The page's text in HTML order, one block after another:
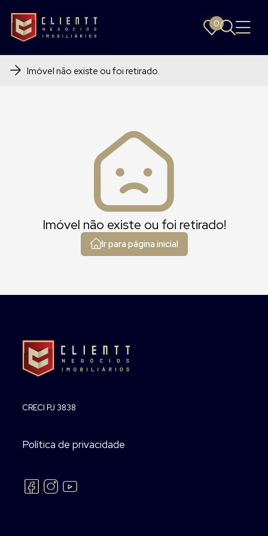
0
0
Imóvel não existe ou foi retirado.
Imóvel não existe ou foi retirado!
Ir para página inicial
CRECI PJ 3838
Política de privacidade